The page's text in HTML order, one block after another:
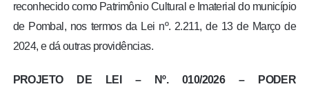
reconhecido como Patrimônio Cultural e Imaterial do município
de Pombal, nos termos da Lei nº. 2.211, de 13 de Março de
2024, e dá outras providências.
PROJETO DE LEI – Nº. 010/2026 – PODER